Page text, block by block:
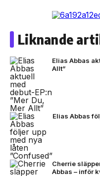
Liknande
Elias Abbas
Allt”
Elias Abbas
Cherrie
Abbas – inför